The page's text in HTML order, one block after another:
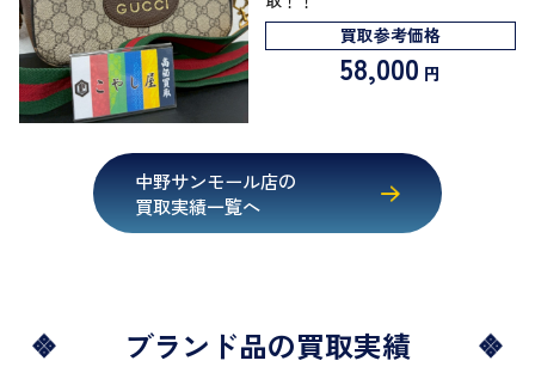
買取参考価格
58,000 円
中野サンモール店の
買取実績一覧へ
ブランド品の買取実績